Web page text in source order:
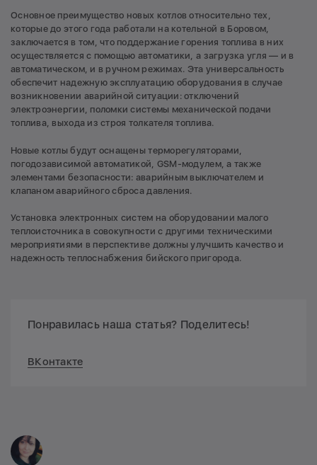
Основное преимущество новых котлов относительно тех,
которые до этого года работали на котельной в Боровом,
заключается в том, что поддержание горения топлива в них
осуществляется с помощью автоматики, а загрузка угля — и в
автоматическом, и в ручном режимах. Эта универсальность
обеспечит надежную эксплуатацию оборудования в случае
возникновении аварийной ситуации: отключений
электроэнергии, поломки системы механической подачи
топлива, выхода из строя толкателя топлива.
Новые котлы будут оснащены терморегуляторами,
погодозависимой автоматикой, GSM-модулем, а также
элементами безопасности: аварийным выключателем и
клапаном аварийного сброса давления.
Установка электронных систем на оборудовании малого
теплоисточника в совокупности с другими техническими
мероприятиями в перспективе должны улучшить качество и
надежность теплоснабжения бийского пригорода.
Понравилась наша статья? Поделитесь!
ВКонтакте